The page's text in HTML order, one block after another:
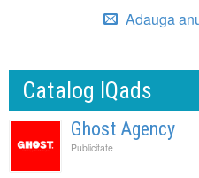
Adauga
Catalog IQads
Ghost Agency
Publicitate